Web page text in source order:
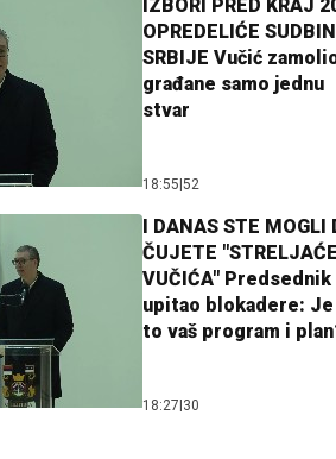
IZBORI PRED KRAJ
OPREDELIĆE
SRBIJE Vučić
građane samo jednu
stvar
18:55 52
I DANAS STE MOGLI
ČUJETE
VUČIĆA" Predsednik
upitao blokadere:
to vaš program i
18:27 30